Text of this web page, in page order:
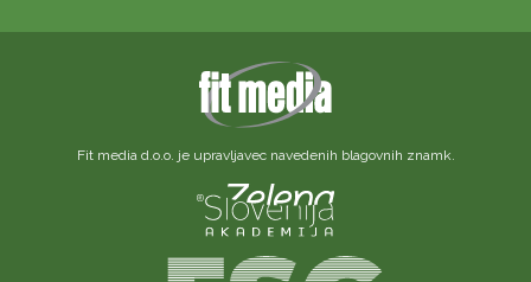
Fit media d.o.o. je upravljavec navedenih blagovnih znamk.